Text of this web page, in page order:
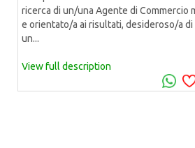
ricerca di un/una Agente di Commercio
e orientato/a ai risultati, desideroso/a
un...
View full description